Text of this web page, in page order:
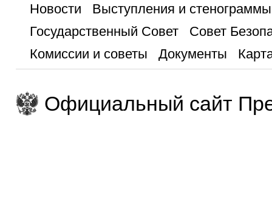
Новости
Выступления и стенограммы
Государственный Совет
Совет
Комиссии и советы
Документы
Официальный сайт